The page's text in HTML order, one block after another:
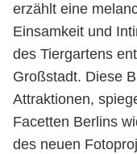
erzählt eine
Einsamkeit und
des Tiergartens
Großstadt. Diese
Attraktionen,
Facetten Berlins
des neuen